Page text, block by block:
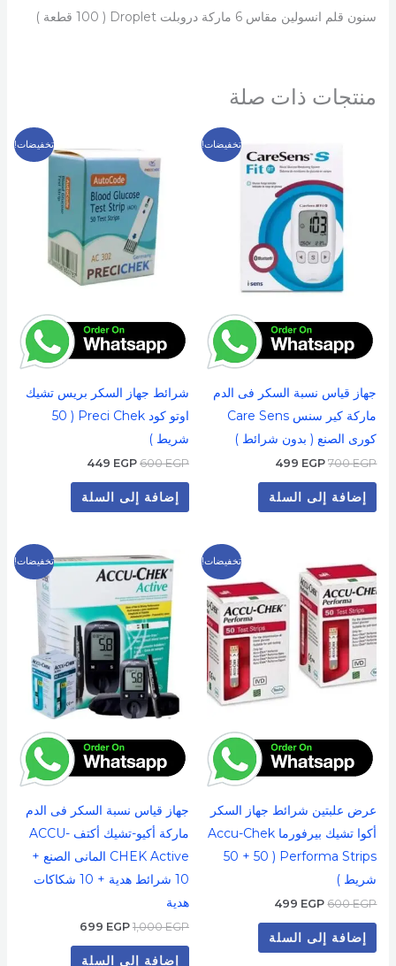
سنون قلم انسولين مقاس 6 ماركة دروبلت Droplet ( 100 قطعة )
منتجات ذات صلة
تخفيضات!
جهاز قياس نسبة السكر فى الدم
ماركة كير سنس Care Sens
كورى الصنع ( بدون شرائط )
700EGP
الأصلي
هو:
700 EGP.
499 EGP
الحالي
هو:
499 EGP.
إضافة إلى السلة
تخفيضات!
شرائط جهاز السكر بريس تشيك
اوتو كود Preci Chek ( 50
شريط )
600EGP
الأصلي
هو:
600 EGP.
449 EGP
الحالي
هو:
449 EGP.
إضافة إلى السلة
تخفيضات!
عرض علبتين شرائط جهاز السكر
أكوا تشيك بيرفورما Accu-Chek
Performa Strips ( 50 + 50
شريط )
600EGP
الأصلي
هو:
600 EGP.
499 EGP
هو:
499 EGP.
إضافة إلى السلة
تخفيضات!
جهاز قياس نسبة السكر فى الدم
ماركة أكيو-تشيك أكتف ACCU-
CHEK Active المانى الصنع +
10 شرائط هدية + 10 شكاكات
هدية
1,000EGP
السعر
الأصلي
هو:
1,000 EGP.
699 EGP
السعر
الحالي
إضافة إلى السلة